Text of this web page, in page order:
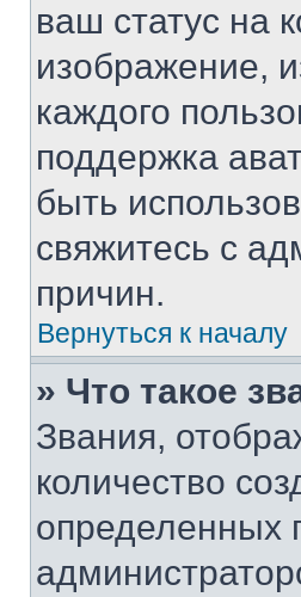
ваш статус на
изображение,
каждого
поддержка
быть
свяжитесь с
причин.
Вернуться к началу
» Что такое
Звания,
количество
определенных